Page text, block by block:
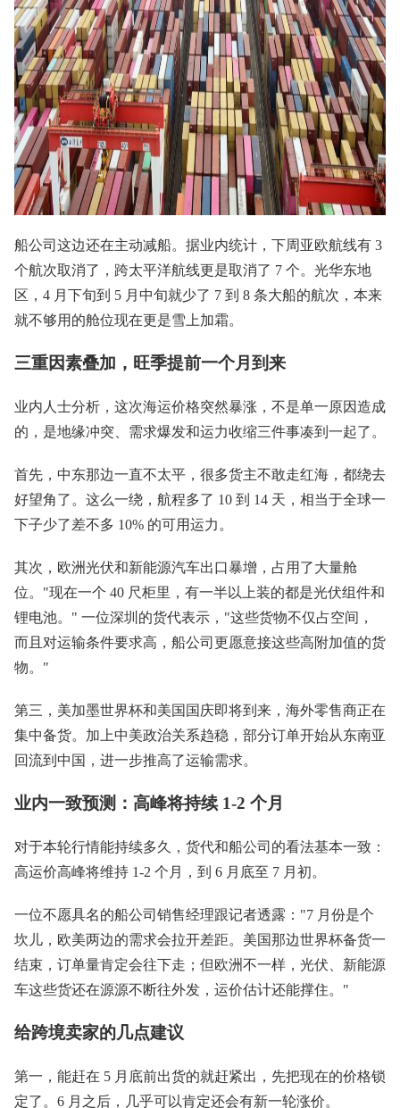
船公司这边还在主动减船。据业内统计，下周亚欧航线有 3
个航次取消了，跨太平洋航线更是取消了 7 个。光华东地
区，4 月下旬到 5 月中旬就少了 7 到 8 条大船的航次，本来
就不够用的舱位现在更是雪上加霜。
三重因素叠加，旺季提前一个月到来
业内人士分析，这次海运价格突然暴涨，不是单一原因造成
的，是地缘冲突、需求爆发和运力收缩三件事凑到一起了。
首先，中东那边一直不太平，很多货主不敢走红海，都绕去
好望角了。这么一绕，航程多了 10 到 14 天，相当于全球一
下子少了差不多 10% 的可用运力。
其次，欧洲光伏和新能源汽车出口暴增，占用了大量舱
位。"现在一个 40 尺柜里，有一半以上装的都是光伏组件和
锂电池。" 一位深圳的货代表示，"这些货物不仅占空间，
而且对运输条件要求高，船公司更愿意接这些高附加值的货
物。"
第三，美加墨世界杯和美国国庆即将到来，海外零售商正在
集中备货。加上中美政治关系趋稳，部分订单开始从东南亚
回流到中国，进一步推高了运输需求。
业内一致预测：高峰将持续 1-2 个月
对于本轮行情能持续多久，货代和船公司的看法基本一致：
高运价高峰将维持 1-2 个月，到 6 月底至 7 月初。
一位不愿具名的船公司销售经理跟记者透露："7 月份是个
坎儿，欧美两边的需求会拉开差距。美国那边世界杯备货一
结束，订单量肯定会往下走；但欧洲不一样，光伏、新能源
车这些货还在源源不断往外发，运价估计还能撑住。"
给跨境卖家的几点建议
第一，能赶在 5 月底前出货的就赶紧出，先把现在的价格锁
定了。6 月之后，几乎可以肯定还会有新一轮涨价。